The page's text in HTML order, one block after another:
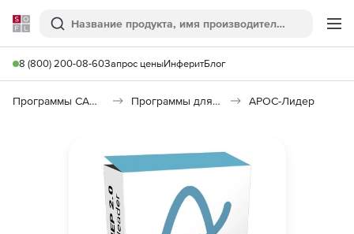
Softline
Поиск
8 (800) 200-08-60Запрос ценыИнферитБлог
Программы САПР и ГИС Программы для документооборота АРОС-Лидер